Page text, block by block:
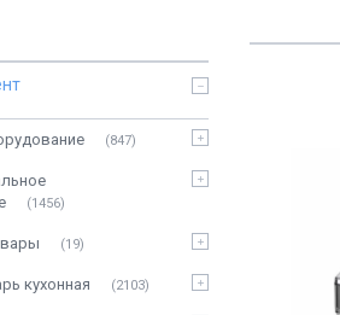
847
1456
19
кухонная 2103